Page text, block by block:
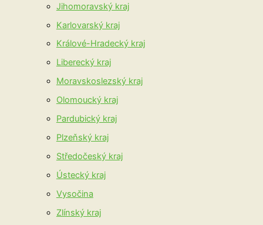
Jihomoravský kraj
Karlovarský kraj
Králové-Hradecký kraj
Liberecký kraj
Moravskoslezský kraj
Olomoucký kraj
Pardubický kraj
Plzeňský kraj
Středočeský kraj
Ústecký kraj
Vysočina
Zlínský kraj